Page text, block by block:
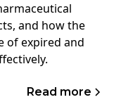
and how the
of expired and
Read more